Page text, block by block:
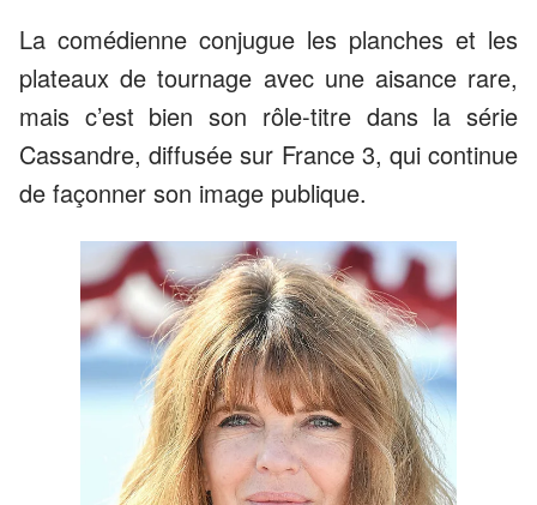
La comédienne conjugue les planches et les
plateaux de tournage avec une aisance rare,
mais c’est bien son rôle-titre dans la série
Cassandre, diffusée sur France 3, qui continue
de façonner son image publique.